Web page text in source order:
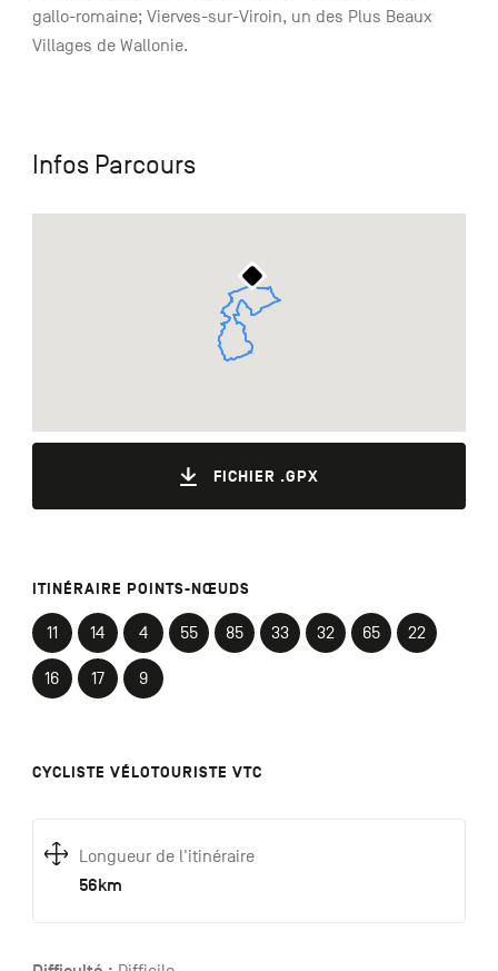
gallo-romaine; Vierves-sur-Viroin, un des Plus Beaux
Villages de Wallonie.
Infos Parcours
FICHIER .GPX
ITINÉRAIRE POINTS-NŒUDS
11 14 4 55 85 33 32 65 22
16 17 9
CYCLISTE VÉLOTOURISTE VTC
Longueur de l'itinéraire
56km